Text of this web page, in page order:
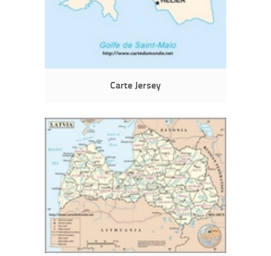
Carte Jersey